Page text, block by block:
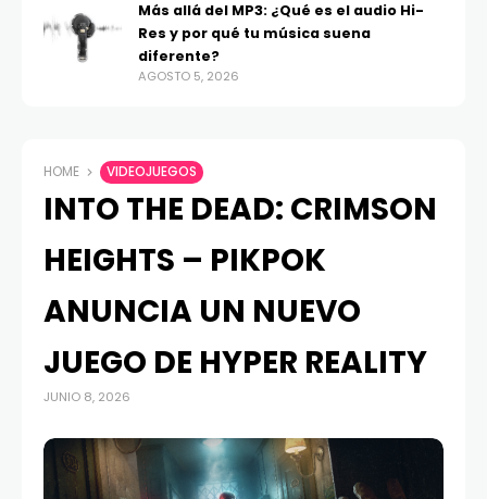
Más allá del MP3: ¿Qué es el audio Hi-
Res y por qué tu música suena
diferente?
AGOSTO 5, 2026
HOME VIDEOJUEGOS
INTO THE DEAD: CRIMSON
HEIGHTS – PIKPOK
ANUNCIA UN NUEVO
JUEGO DE HYPER REALITY
JUNIO 8, 2026